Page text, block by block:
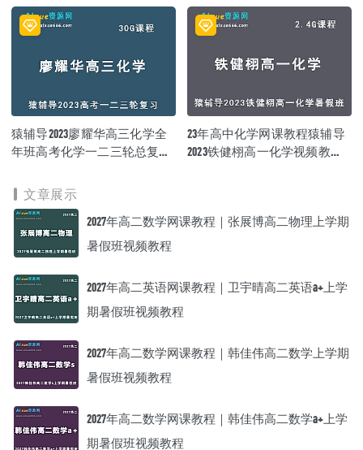
猿辅导2023廖耀华高三化学全
年班高考化学一二三轮总复习
23年高中化学网课教程猿辅导
2023铁健栩高一化学视频教程
文章展示
2027年高二数学网课教程｜张展博高二物理上学期
暑假班视频教程
2027年高二英语网课教程｜卫宇晴高二英语a+上学
期暑假班视频教程
2027年高二数学网课教程｜韩佳伟高二数学上学期
暑假班视频教程
2027年高二数学网课教程｜韩佳伟高二数学a+上学
期暑假班视频教程